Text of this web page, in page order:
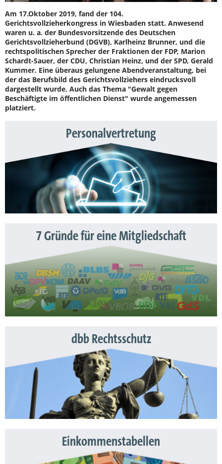
Am 17.Oktober 2019, fand der 104.
Gerichtsvollzieherkongress in Wiesbaden statt. Anwesend
waren u. a. der Bundesvorsitzende des Deutschen
Gerichtsvollzieherbund (DGVB), Karlheinz Brunner, und die
rechtspolitischen Sprecher der Fraktionen der FDP, Marion
Schardt-Sauer, der CDU, Christian Heinz, und der SPD, Gerald
Kummer. Eine überaus gelungene Abendveranstaltung, bei
der das Berufsbild des Gerichtsvollziehers eindrucksvoll
dargestellt wurde. Auch das Thema "Gewalt gegen
Beschäftigte im öffentlichen Dienst" wurde angemessen
platziert.
Personalvertretung
7 Gründe für eine Mitgliedschaft
dbb Rechtsschutz
Einkommenstabellen